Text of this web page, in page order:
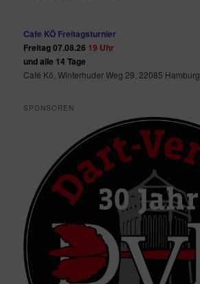
Cafe KÖ Freitagsturnier
Freitag 07.08.26 19 Uhr
und alle 14 Tage
Café Kö, Winterhuder Weg 29, 22085 Hamburg
SPONSOREN